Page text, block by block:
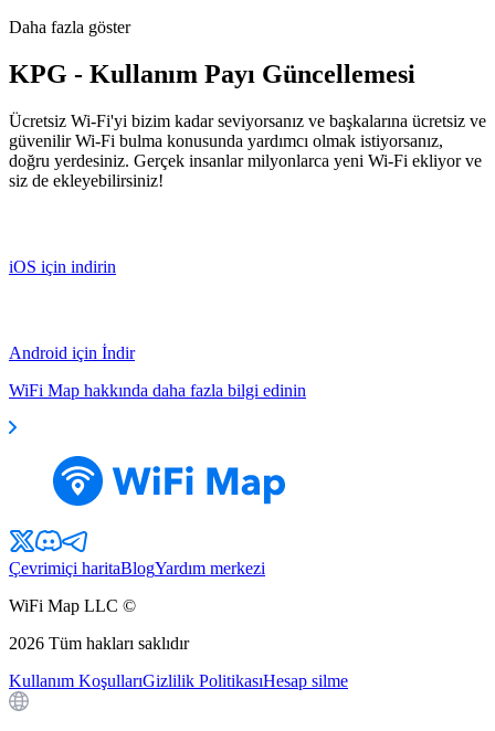
Daha fazla göster
KPG - Kullanım Payı Güncellemesi
Ücretsiz Wi-Fi'yi bizim kadar seviyorsanız ve başkalarına ücretsiz ve
güvenilir Wi-Fi bulma konusunda yardımcı olmak istiyorsanız,
doğru yerdesiniz. Gerçek insanlar milyonlarca yeni Wi-Fi ekliyor ve
siz de ekleyebilirsiniz!
iOS için indirin
Android için İndir
WiFi Map hakkında daha fazla bilgi edinin
Çevrimiçi haritaBlogYardım merkezi
WiFi Map LLC ©
2026 Tüm hakları saklıdır
Kullanım KoşullarıGizlilik PolitikasıHesap silme